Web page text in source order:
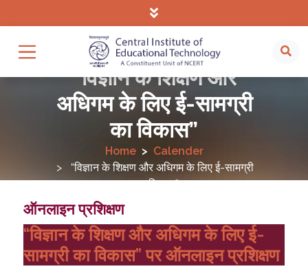
“विज्ञान के शिक्षण और
अधिगम के लिए ई-सामग्री
का विकास”
Home
Calender
“विज्ञान के शिक्षण और अधिगम के लिए ई-सामग्री
का विकास”
ऑनलाइन प्रशिक्षण
“विज्ञान के शिक्षण और अधिगम के लिए ई-
सामग्री का विकास” पर ऑनलाइन प्रशिक्षण